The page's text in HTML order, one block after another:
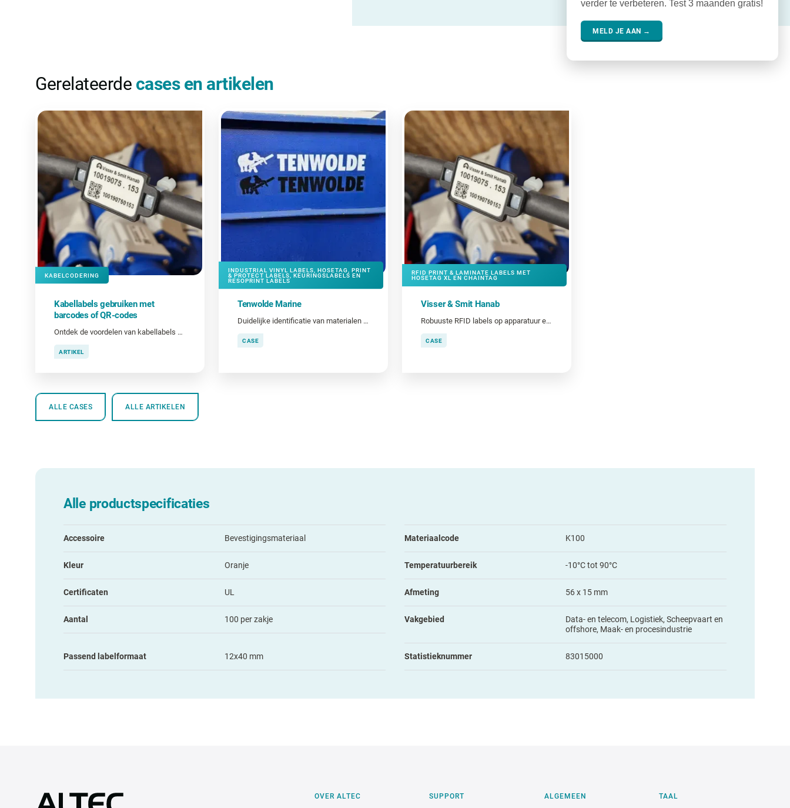
Gerelateerde cases en artikelen
KABELCODERING
Kabellabels gebruiken met
barcodes of QR-codes
Ontdek de voordelen van kabellabels met barcodes en QR-codes.
ARTIKEL
INDUSTRIAL VINYL LABELS, HOSETAG, PRINT
& PROTECT LABELS, KEURINGSLABELS EN
RESOPRINT LABELS
Tenwolde Marine
Duidelijke identificatie van materialen en gereedschap
CASE
RFID PRINT & LAMINATE LABELS MET
HOSETAG XL EN CHAINTAG
Visser & Smit Hanab
Robuuste RFID labels op apparatuur en gereedschappen
CASE
ALLE CASES ALLE ARTIKELEN
Alle productspecificaties
Accessoire Bevestigingsmateriaal Materiaalcode K100
Kleur Oranje Temperatuurbereik -10°C tot 90°C
Certificaten UL Afmeting 56 x 15 mm
Aantal 100 per zakje Vakgebied
Data- en telecom, Logistiek, Scheepvaart en
offshore, Maak- en procesindustrie
Passend labelformaat 12x40 mm Statistieknummer 83015000
OVER ALTEC SUPPORT ALGEMEEN TAAL
verder te verbeteren. Test 3 maanden gratis!
MELD JE AAN →